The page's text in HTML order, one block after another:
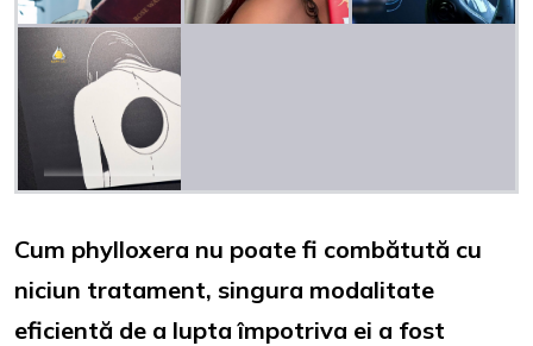
Cum phylloxera nu poate fi combătută cu
niciun tratament, singura modalitate
eficientă de a lupta împotriva ei a fost